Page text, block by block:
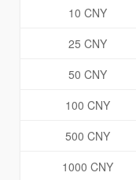
10 CNY
25 CNY
50 CNY
100 CNY
500 CNY
1000 CNY